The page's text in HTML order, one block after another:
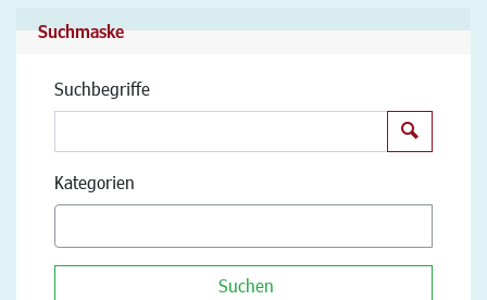
Suchmaske
Suchbegriffe
Kategorien
Suchen